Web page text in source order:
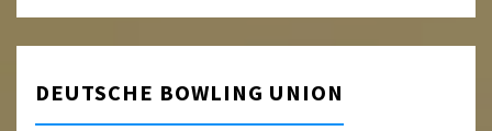
DEUTSCHE BOWLING UNION